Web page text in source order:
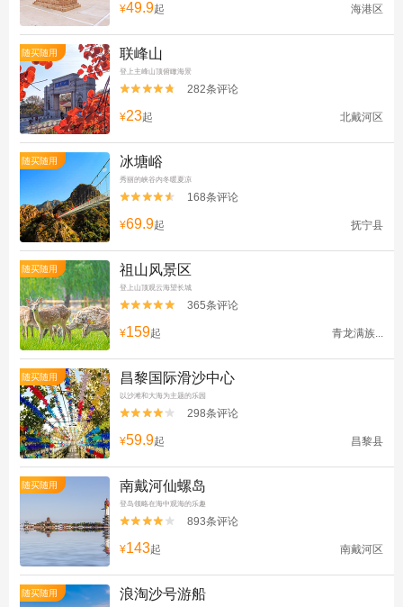
¥49.9起 海港区
随买随用 联峰山
登上主峰山顶俯瞰海景

 282条评论
¥23起 北戴河区
随买随用 冰塘峪
秀丽的峡谷内冬暖夏凉

 168条评论
¥69.9起 抚宁县
随买随用 祖山风景区
登上山顶观云海望长城

 365条评论
¥159起 青龙满族...
随买随用 昌黎国际滑沙中心
以沙滩和大海为主题的乐园

 298条评论
¥59.9起 昌黎县
随买随用 南戴河仙螺岛
登岛领略在海中观海的乐趣

 893条评论
¥143起 南戴河区
随买随用 浪淘沙号游船